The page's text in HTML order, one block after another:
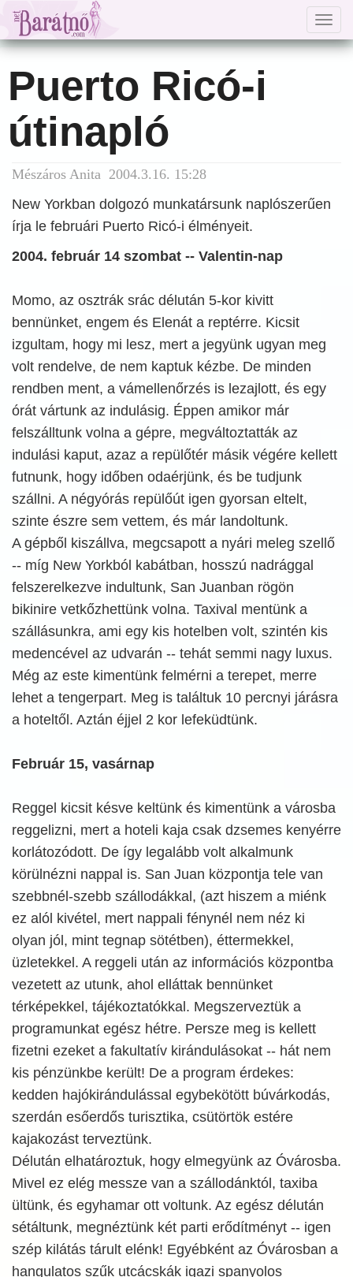
Puerto Ricó-i
útinapló
Mészáros Anita 2004.3.16. 15:28
New Yorkban dolgozó munkatársunk naplószerűen
írja le februári Puerto Ricó-i élményeit.
2004. február 14 szombat -- Valentin-nap
Momo, az osztrák srác délután 5-kor kivitt
bennünket, engem és Elenát a reptérre. Kicsit
izgultam, hogy mi lesz, mert a jegyünk ugyan meg
volt rendelve, de nem kaptuk kézbe. De minden
rendben ment, a vámellenőrzés is lezajlott, és egy
órát vártunk az indulásig. Éppen amikor már
felszálltunk volna a gépre, megváltoztatták az
indulási kaput, azaz a repülőtér másik végére kellett
futnunk, hogy időben odaérjünk, és be tudjunk
szállni. A négyórás repülőút igen gyorsan eltelt,
szinte észre sem vettem, és már landoltunk.
A gépből kiszállva, megcsapott a nyári meleg szellő
-- míg New Yorkból kabátban, hosszú nadrággal
felszerelkezve indultunk, San Juanban rögön
bikinire vetkőzhettünk volna. Taxival mentünk a
szállásunkra, ami egy kis hotelben volt, szintén kis
medencével az udvarán -- tehát semmi nagy luxus.
Még az este kimentünk felmérni a terepet, merre
lehet a tengerpart. Meg is találtuk 10 percnyi járásra
a hoteltől. Aztán éjjel 2 kor lefeküdtünk.
Február 15, vasárnap
Reggel kicsit késve keltünk és kimentünk a városba
reggelizni, mert a hoteli kaja csak dzsemes kenyérre
korlátozódott. De így legalább volt alkalmunk
körülnézni nappal is. San Juan központja tele van
szebbnél-szebb szállodákkal, (azt hiszem a miénk
ez alól kivétel, mert nappali fénynél nem néz ki
olyan jól, mint tegnap sötétben), éttermekkel,
üzletekkel. A reggeli után az információs központba
vezetett az utunk, ahol elláttak bennünket
térképekkel, tájékoztatókkal. Megszerveztük a
programunkat egész hétre. Persze meg is kellett
fizetni ezeket a fakultatív kirándulásokat -- hát nem
kis pénzünkbe került! De a program érdekes:
kedden hajókirándulással egybekötött búvárkodás,
szerdán esőerdős turisztika, csütörtök estére
kajakozást terveztünk.
Délután elhatároztuk, hogy elmegyünk az Óvárosba.
Mivel ez elég messze van a szállodánktól, taxiba
ültünk, és egyhamar ott voltunk. Az egész délután
sétáltunk, megnéztünk két parti erődítményt -- igen
szép kilátás tárult elénk! Egyébként az Óvárosban a
hangulatos szűk utcácskák igazi spanyolos